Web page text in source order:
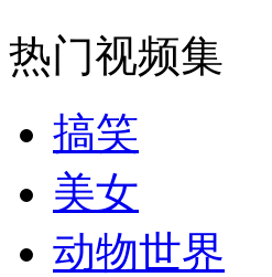
纽约上演“枕头大战”
司机酒驾遇交警 急速倒车逃
热门视频集
搞笑
美女
动物世界